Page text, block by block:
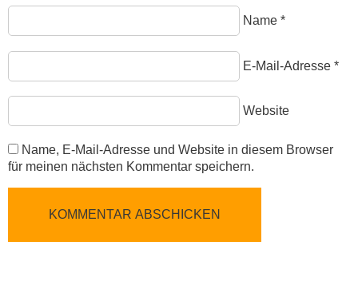
Name *
E-Mail-Adresse *
Website
Name, E-Mail-Adresse und Website in diesem Browser
für meinen nächsten Kommentar speichern.